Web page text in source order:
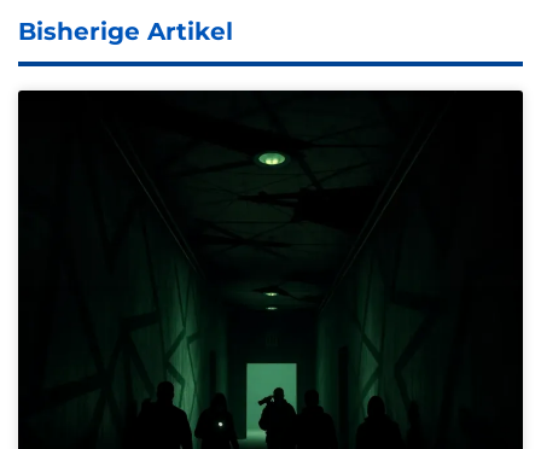
Bisherige Artikel